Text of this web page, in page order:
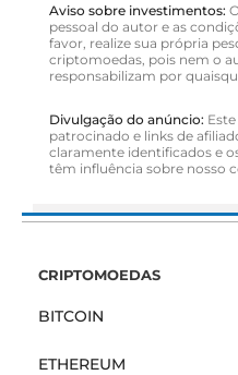
Aviso sobre investimentos:
pessoal do autor e as
favor, realize sua própria
criptomoedas, pois nem o
responsabilizam por
Divulgação do anúncio:
patrocinado e links de
claramente identificados e
têm influência sobre nosso
CRIPTOMOEDAS
BITCOIN
ETHEREUM